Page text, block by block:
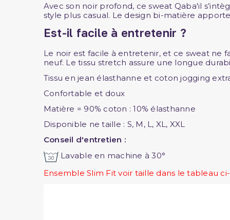
Avec son noir profond, ce sweat Qaba'il
style plus casual. Le design bi-matière
Est-il facile à entretenir ?
Le noir est facile à entretenir, et ce sweat ne
neuf. Le tissu stretch assure une longue
Tissu en jean élasthanne et coton jogging
Confortable et doux
Matière = 90% coton : 10% élasthanne
Disponible ne taille : S, M, L, XL, XXL
Conseil d'entretien :
Lavable en machine à 30°
Ensemble Slim Fit voir taille dans le tableau